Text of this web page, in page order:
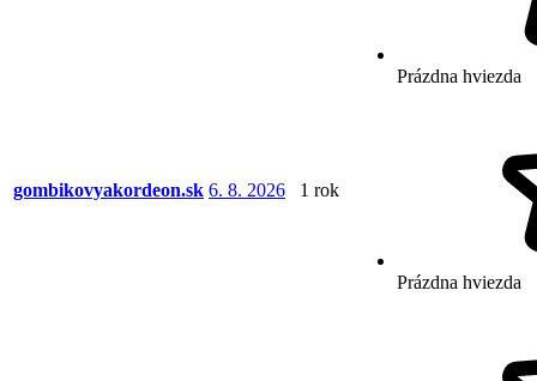
gombikovyakordeon.sk 6. 8. 2026 1 rok
Prázdna hviezda
Prázdna hviezda